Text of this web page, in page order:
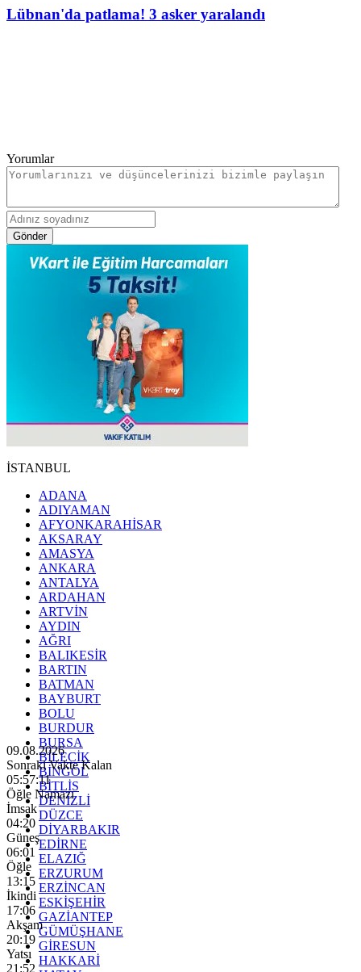
Lübnan'da patlama! 3 asker yaralandı
Yorumlar
Gönder
İSTANBUL
ADANA
ADIYAMAN
AFYONKARAHİSAR
AKSARAY
AMASYA
ANKARA
ANTALYA
ARDAHAN
ARTVİN
AYDIN
AĞRI
BALIKESİR
BARTIN
BATMAN
BAYBURT
BOLU
BURDUR
BURSA
BİLECİK
BİNGÖL
BİTLİS
DENİZLİ
DÜZCE
DİYARBAKIR
EDİRNE
ELAZIĞ
ERZURUM
ERZİNCAN
ESKİŞEHİR
GAZİANTEP
GÜMÜŞHANE
GİRESUN
HAKKARİ
09.08.2026
Sonraki Vakte Kalan
05:57:09
Öğle Namazı
İmsak
04:20
Güneş
06:01
Öğle
13:15
İkindi
17:06
Akşam
20:19
Yatsı
21:52